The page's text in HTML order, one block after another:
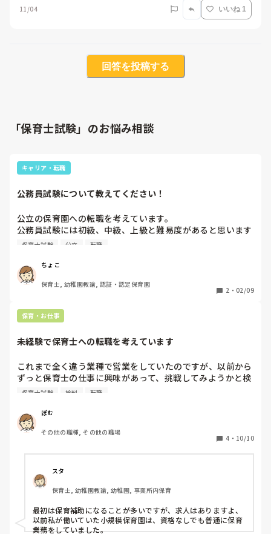
11/04 いいね 1
回答を投稿する
「保育士試験」のお悩み相談
キャリア・転職
公務員試験について教えてください！
公立の保育園への転職を考えています。
公務員試験には初級、中級、上級と難易度があると思います
が、受けたい市がどの難易度なのかはどのように分かるので
初歩的な質問すみません。。。
わかる方教えていただきたいです。
保育士試験 公立 転職
ちょこ
保育士, 幼稚園教諭, 認証・認定保育園
2 ・ 02/09
保育・お仕事
未経験で保育士への転職を考えています
これまで全く違う業種で営業をしていたのですが、以前から
ずっと保育士の仕事に興味があって、挑戦してみようかと検
討中です。
からなのですが、未経験からの保育士の仕事は厳しいでしょ
うか？
また給与もこれまでより確実に下がるのでそこは正直不安で
保育士試験 給料 転職
ぽむ
その他の職種, その他の職場
4 ・ 10/10
スタ
保育士, 幼稚園教諭, 幼稚園, 事業所内保育
最初は保育補助になることが多いですが、求人はありますよ、
以前私が働いていた小規模保育園は、資格なしでも普通に保育
業務をしていました。